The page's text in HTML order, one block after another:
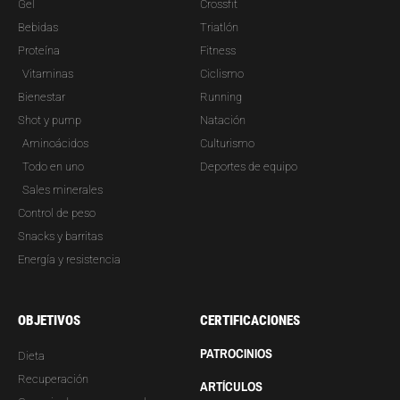
Gel
Bebidas
Proteína
Vitaminas
Bienestar
Shot y pump
Aminoácidos
Todo en uno
Sales minerales
Control de peso
Snacks y barritas
Energía y resistencia
Crossfit
Triatlón
Fitness
Ciclismo
Running
Natación
Culturismo
Deportes de equipo
OBJETIVOS
Dieta
Recuperación
CERTIFICACIONES
PATROCINIOS
ARTÍCULOS